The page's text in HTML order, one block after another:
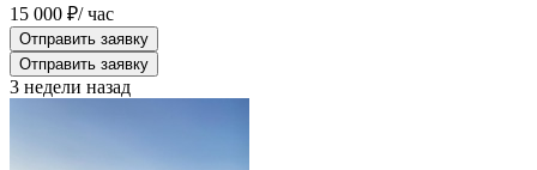
15 000 ₽/ час
Отправить заявку
Отправить заявку
3 недели назад